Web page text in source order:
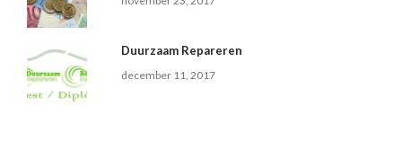
Duurzaam Repareren
december 11, 2017